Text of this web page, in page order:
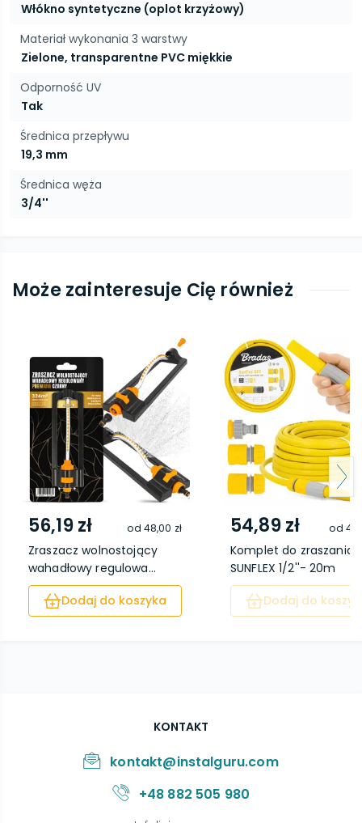
Włókno syntetyczne (oplot krzyżowy)
Materiał wykonania 3 warstwy
Zielone, transparentne PVC miękkie
Odporność UV
Tak
Średnica przepływu
19,3 mm
Średnica węża
3/4''
Może zainteresuje Cię również
56,19 zł od 48,00 zł
Zraszacz wolnostojący
wahadłowy regulowa...
Dodaj do koszyka
54,89 zł od
Komplet do zraszania
SUNFLEX 1/2''- 20m
Dodaj do
KONTAKT
kontakt@instalguru.com
+48 882 505 980